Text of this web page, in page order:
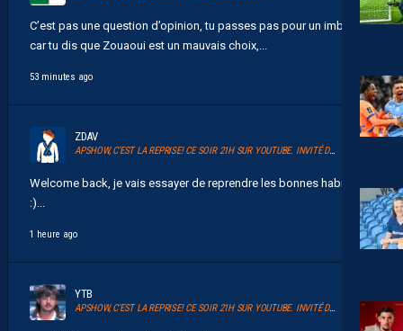
C’est pas une question d’opinion, tu passes pas pour un imbecile
car tu dis que Zouaoui est un mauvais choix,...
53 minutes ago
ZDAV
APSHOW, C’EST LA REPRISE! CE SOIR 21H SUR YOUTUBE. INVITÉ DAVID GLUZMAN DE L’AFTER FOOT.
Welcome back, je vais essayer de reprendre les bonnes habitudes
:)...
1 heure ago
YTB
APSHOW, C’EST LA REPRISE! CE SOIR 21H SUR YOUTUBE. INVITÉ DAVID GLUZMAN DE L’AFTER FOOT.